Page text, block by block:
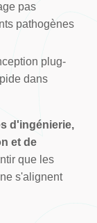
pas
pathogènes
plug-
dans
d'ingénierie,
et de
que les
s'alignent